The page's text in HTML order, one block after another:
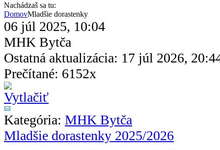
Nachádzaš sa tu:
DomovMladšie dorastenky
06 júl 2025, 10:04
MHK Bytča
Ostatná aktualizácia: 17 júl 2026,
Prečítané: 6152x
Kategória: MHK Bytča
Mladšie dorastenky 2025/2026